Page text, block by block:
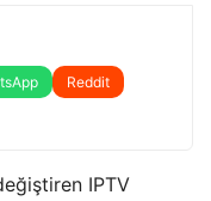
Reddit
IPTV